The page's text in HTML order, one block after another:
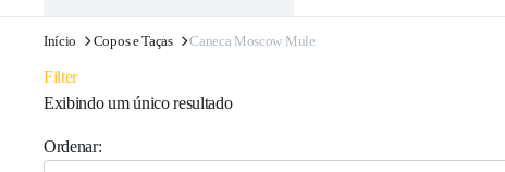
Início Copos e Taças Caneca Moscow Mule
Filter
Exibindo um único resultado
Ordenar: